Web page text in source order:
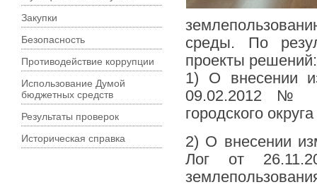
среды. По
проекты решений:
1) О внесении
09.02.2012 №
городского
2) О внесении
Лог от
Закупки
Безопасность
Противодействие коррупции
Использование Думой
бюджетных средств
Результаты проверок
Историческая справка